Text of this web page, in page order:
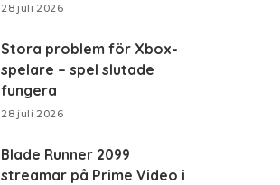
28 juli 2026
Stora problem för Xbox-
spelare – spel slutade
fungera
28 juli 2026
Blade Runner 2099
streamar på Prime Video i